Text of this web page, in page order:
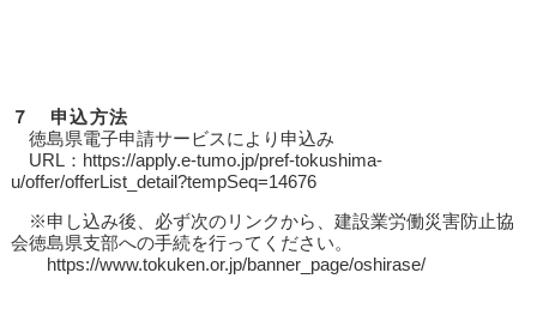
７ 申込方法
徳島県電子申請サービスにより申込み
URL： https://apply.e-tumo.jp/pref-tokushima-
u/offer/offerList_detail?tempSeq=14676
※申し込み後、必ず次のリンクから、建設業労働災害防止協
会徳島県支部への手続を行ってください。
https://www.tokuken.or.jp/banner_page/oshirase/